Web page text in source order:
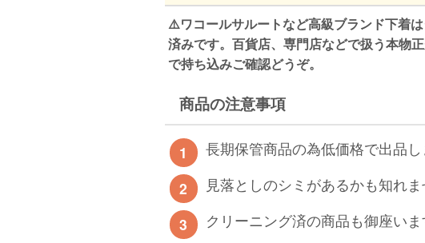
⚠️ワコールサルートなど高級ブランド下着
済みです。百貨店、専門店などで扱う本物
で持ち込みご確認どうぞ。
商品の注意事項
長期保管商品の為低価格で出品し
見落としのシミがあるかも知れま
クリーニング済の商品も御座いま